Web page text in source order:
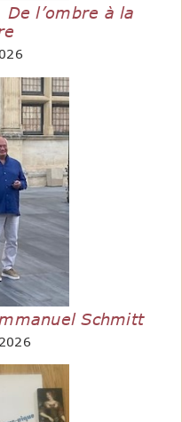
De l’ombre à la
Schmitt